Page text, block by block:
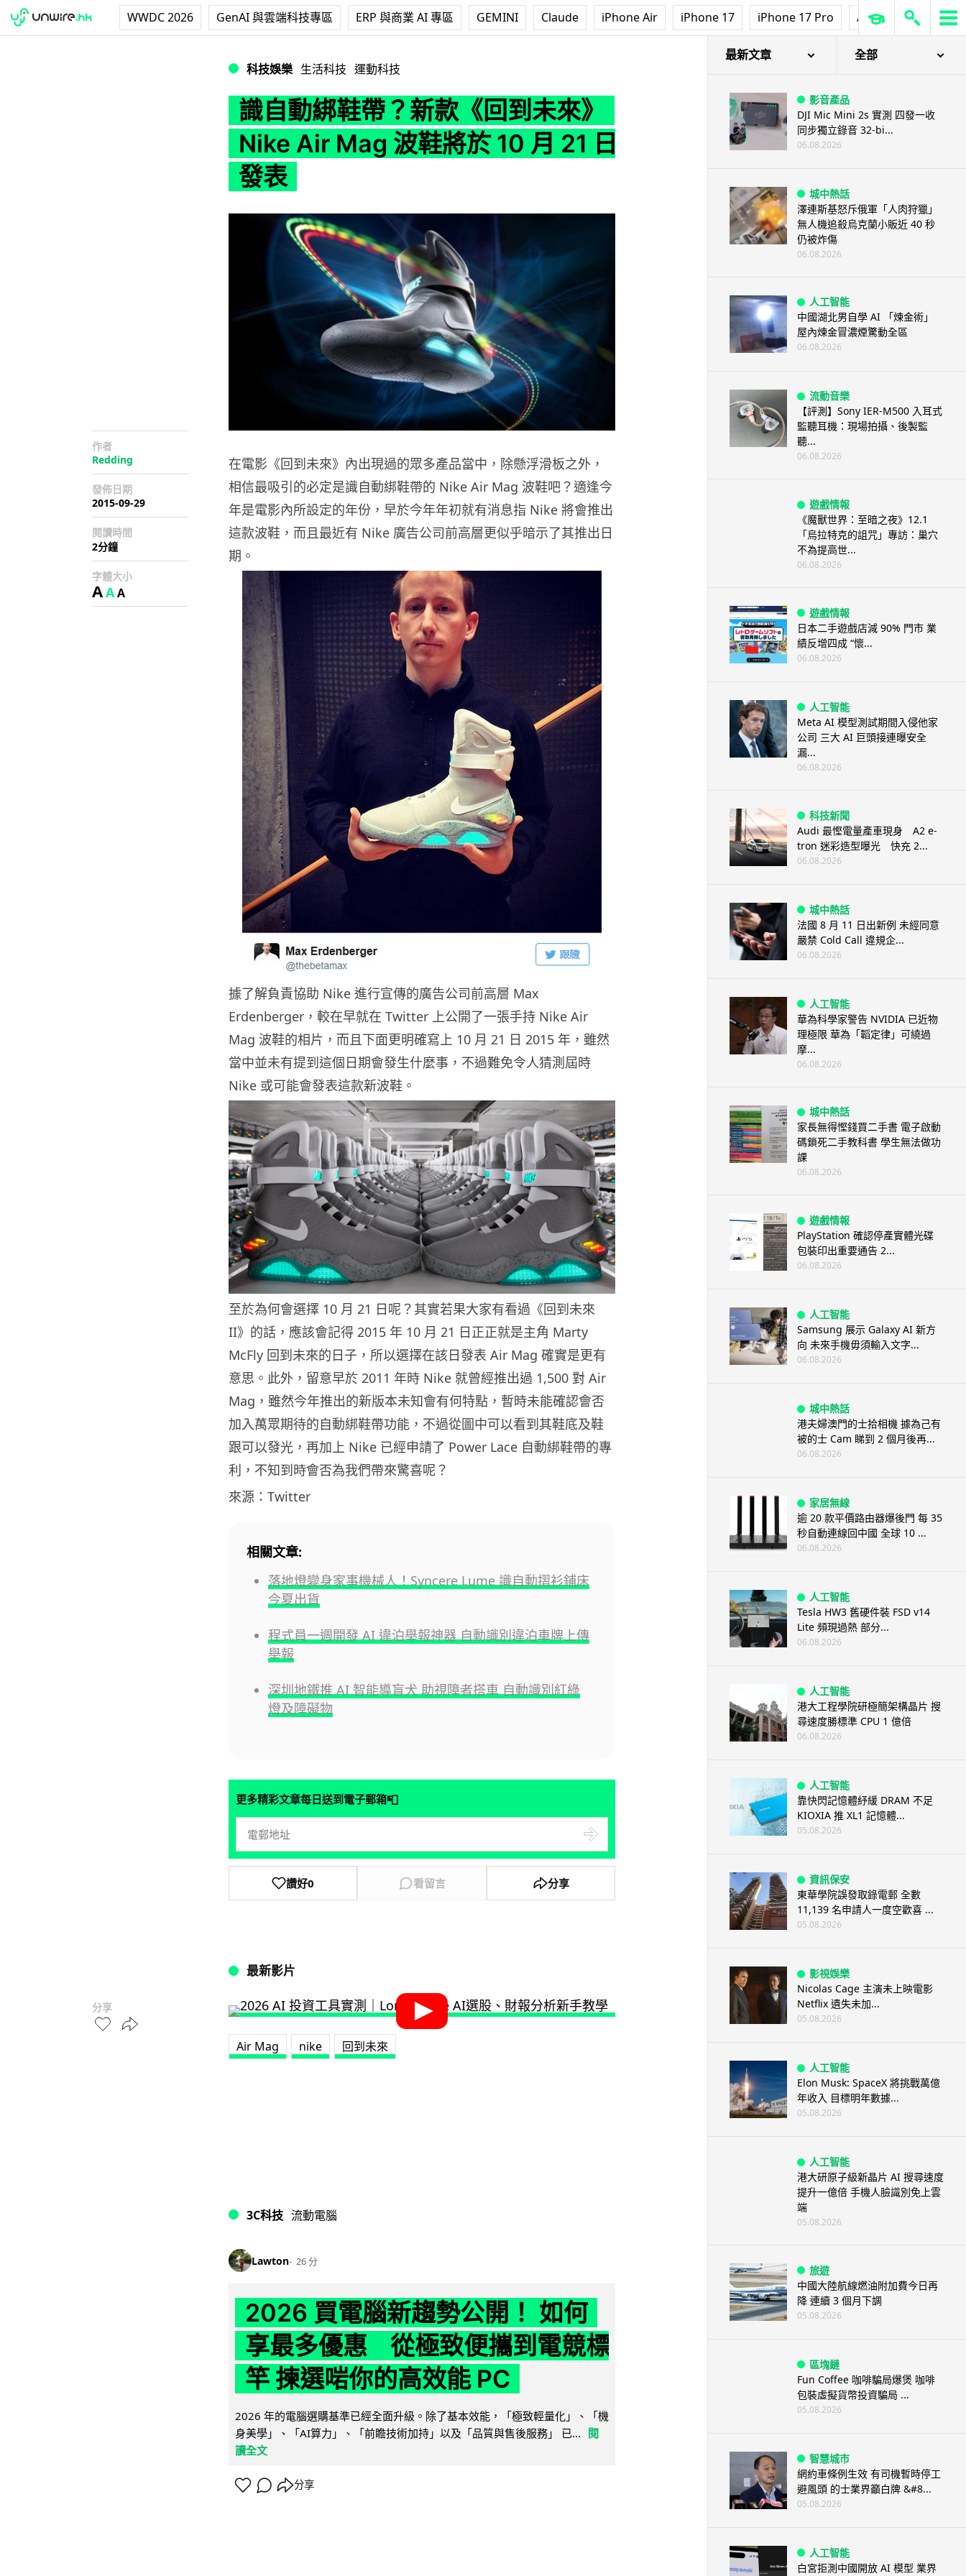
WWDC 2026 GenAI 與雲端科技專區 ERP 與商業 AI 專區 GEMINI Claude iPhone Air iPhone 17 iPhone 17 Pro AirPods Pro 3
科技娛樂 生活科技 運動科技
識自動綁鞋帶？新款《回到未來》
Nike Air Mag 波鞋將於 10 月 21 日
發表
作者
Redding
發佈日期
2015-09-29
閱讀時間
2分鐘
字體大小
AAA
分享
在電影《回到未來》內出現過的眾多產品當中，除懸浮滑板之外，
相信最吸引的必定是識自動綁鞋帶的 Nike Air Mag 波鞋吧？適逢今
年是電影內所設定的年份，早於今年年初就有消息指 Nike 將會推出
這款波鞋，而且最近有 Nike 廣告公司前高層更似乎暗示了其推出日
期。
據了解負責協助 Nike 進行宣傳的廣告公司前高層 Max
Erdenberger，較在早就在 Twitter 上公開了一張手持 Nike Air
Mag 波鞋的相片，而且下面更明確寫上 10 月 21 日 2015 年，雖然
當中並未有提到這個日期會發生什麼事，不過難免令人猜測屆時
Nike 或可能會發表這款新波鞋。
至於為何會選擇 10 月 21 日呢？其實若果大家有看過《回到未來
II》的話，應該會記得 2015 年 10 月 21 日正正就是主角 Marty
McFly 回到未來的日子，所以選擇在該日發表 Air Mag 確實是更有
意思。此外，留意早於 2011 年時 Nike 就曾經推出過 1,500 對 Air
Mag，雖然今年推出的新版本未知會有何特點，暫時未能確認會否
加入萬眾期待的自動綁鞋帶功能，不過從圖中可以看到其鞋底及鞋
跟可以發光，再加上 Nike 已經申請了 Power Lace 自動綁鞋帶的專
利，不知到時會否為我們帶來驚喜呢？
來源：Twitter
相關文章:
落地燈變身家事機械人！Syncere Lume 識自動摺衫鋪床
今夏出貨
程式員一週開發 AI 違泊舉報神器 自動識別違泊車牌上傳
舉報
深圳地鐵推 AI 智能導盲犬 助視障者搭車 自動識別紅綠
燈及障礙物
更多精彩文章每日送到電子郵箱📮
讚好0 看留言 分享
最新影片
Air Mag nike 回到未來
3C科技 流動電腦
Lawton 26 分
2026 買電腦新趨勢公開！ 如何
享最多優惠 從極致便攜到電競標
竿 揀選啱你的高效能 PC
2026 年的電腦選購基準已經全面升級。除了基本效能，「極致輕量化」、「機
身美學」、「AI算力」、「前瞻技術加持」以及「品質與售後服務」 已...
閱
讀全文
分享
最新文章 全部
影音產品
DJI Mic Mini 2s 實測 四發一收
同步獨立錄音 32-bi...
06.08.2026
城中熱話
澤連斯基怒斥俄軍「人肉狩獵」
無人機追殺烏克蘭小販近 40 秒
仍被炸傷
06.08.2026
人工智能
中國湖北男自學 AI 「煉金術」
屋內煉金冒濃煙驚動全區
06.08.2026
流動音樂
【評測】Sony IER-M500 入耳式
監聽耳機：現場拍攝、後製監
聽...
06.08.2026
遊戲情報
《魔獸世界：至暗之夜》12.1
「烏拉特克的詛咒」專訪：巢穴
不為提高世...
06.08.2026
遊戲情報
日本二手遊戲店減 90% 門市 業
績反增四成 “懷...
06.08.2026
人工智能
Meta AI 模型測試期間入侵他家
公司 三大 AI 巨頭接連曝安全
漏...
06.08.2026
科技新聞
Audi 最慳電量產車現身 A2 e-
tron 迷彩造型曝光 快充 2...
06.08.2026
城中熱話
法國 8 月 11 日出新例 未經同意
嚴禁 Cold Call 違規企...
06.08.2026
人工智能
華為科學家警告 NVIDIA 已近物
理極限 華為「韜定律」可繞過
摩...
06.08.2026
城中熱話
家長無得慳錢買二手書 電子啟動
碼鎖死二手教科書 學生無法做功
課
06.08.2026
遊戲情報
PlayStation 確認停產實體光碟
包裝印出重要通告 2...
06.08.2026
人工智能
Samsung 展示 Galaxy AI 新方
向 未來手機毋須輸入文字...
06.08.2026
城中熱話
港夫婦澳門的士拾相機 據為己有
被的士 Cam 睇到 2 個月後再...
06.08.2026
家居無線
逾 20 款平價路由器爆後門 每 35
秒自動連線回中國 全球 10 ...
06.08.2026
人工智能
Tesla HW3 舊硬件裝 FSD v14
Lite 頻現過熱 部分...
06.08.2026
人工智能
港大工程學院研極簡架構晶片 搜
尋速度勝標準 CPU 1 億倍
06.08.2026
人工智能
靠快閃記憶體紓緩 DRAM 不足
KIOXIA 推 XL1 記憶體...
05.08.2026
資訊保安
東華學院誤發取錄電郵 全數
11,139 名申請人一度空歡喜 ...
05.08.2026
影視娛樂
Nicolas Cage 主演未上映電影
Netflix 遺失未加...
05.08.2026
人工智能
Elon Musk: SpaceX 將挑戰萬億
年收入 目標明年數據...
05.08.2026
人工智能
港大研原子級新晶片 AI 搜尋速度
提升一億倍 手機人臉識別免上雲
端
05.08.2026
旅遊
中國大陸航線燃油附加費今日再
降 連續 3 個月下調
05.08.2026
區塊鏈
Fun Coffee 咖啡騙局爆煲 咖啡
包裝虛擬貨幣投資騙局 ...
05.08.2026
智慧城市
網約車條例生效 有司機暫時停工
避風頭 的士業界籲白牌 &#8...
05.08.2026
人工智能
白宮拒測中國開放 AI 模型 業界